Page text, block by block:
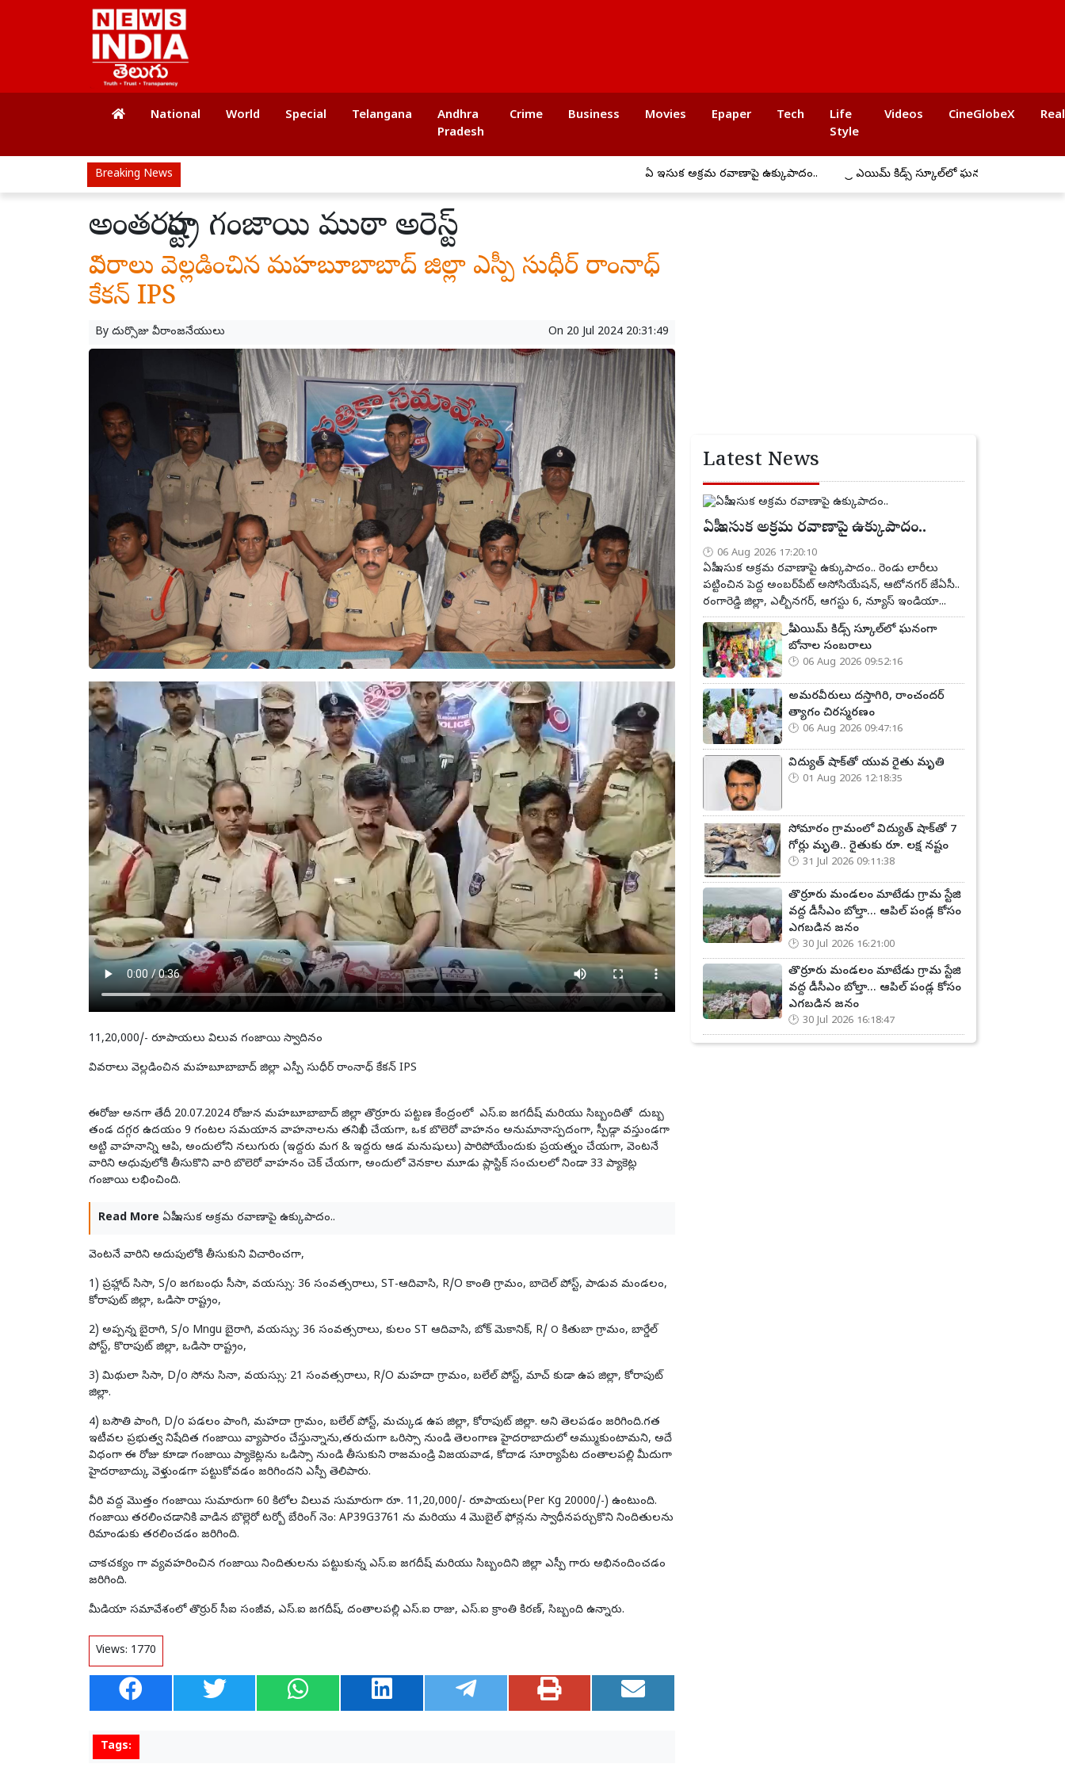
National World Special Telangana
Andhra
Pradesh
Crime Business Movies Epaper Tech
Life
Style
Videos CineGlobeX
Breaking News ఏపీ ఇసుక అక్రమ రవాణాపై ఉక్కుపాదం.. ప్రీ ఎయిమ్ కిడ్స్ స్కూల్‌లో ఘనంగా బోనాల సంబరాలు
అంతరరాష్ట్ర గంజాయి ముఠా అరెస్ట్
వివరాలు వెల్లడించిన మహబూబాబాద్ జిల్లా ఎస్పీ సుధీర్ రాంనాధ్
కేకన్ IPS
By దుర్సొజు వీరాంజనేయులు On 20 Jul 2024 20:31:49
11,20,000/- రూపాయలు విలువ గంజాయి స్వాదినం
వివరాలు వెల్లడించిన మహబూబాబాద్ జిల్లా ఎస్పీ సుధీర్ రాంనాధ్ కేకన్ IPS
ఈరోజు అనగా తేదీ 20.07.2024 రోజున మహబూబాబాద్ జిల్లా తొర్రూరు పట్టణ కేంద్రంలో ఎస్.ఐ జగదీష్ మరియు సిబ్బందితో దుబ్బ
తండ దగ్గర ఉదయం 9 గంటల సమయాన వాహనాలను తనిఖీ చేయగా, ఒక బొలెరో వాహనం అనుమానాస్పదంగా, స్పీడ్గా వస్తుండగా
అట్టి వాహనాన్ని ఆపి, అందులోని నలుగురు (ఇద్దరు మగ & ఇద్దరు ఆడ మనుషులు) పారిపోయేందుకు ప్రయత్నం చేయగా, వెంటనే
వారిని అధువులోకి తీసుకొని వారి బొలెరో వాహనం చెక్ చేయగా, అందులో వెనకాల మూడు ప్లాస్టిక్ సంచులలో నిండా 33 ప్యాకెట్ల
గంజాయి లభించింది.
Read More ఏపీ ఇసుక అక్రమ రవాణాపై ఉక్కుపాదం..
వెంటనే వారిని అదుపులోకి తీసుకుని విచారించగా,
1) ప్రహ్లాద్ సిసా, S/o జగబంధు సీసా, వయస్సు: 36 సంవత్సరాలు, ST-ఆదివాసి, R/O కాంతి గ్రామం, బాదెల్ పోస్ట్, పాడువ మండలం,
కోరాపుట్ జిల్లా, ఒడిసా రాష్ట్రం,
2) అప్పన్న బైరాగి, S/o Mngu బైరాగి, వయస్సు; 36 సంవత్సరాలు, కులం ST ఆదివాసి, బోక్ మెకానిక్, R/ ౦ కితుబా గ్రామం, బార్డేల్
పోస్ట్, కొరాపుట్ జిల్లా, ఒడిసా రాష్ట్రం,
3) మిథులా సిసా, D/o సోను సినా, వయస్సు: 21 సంవత్సరాలు, R/O మహదా గ్రామం, బలేల్ పోస్ట్, మాచ్ కుడా ఉప జిల్లా, కోరాపుట్
జిల్లా.
4) బసౌతి పాంగి, D/o పడలం పాంగి, మహదా గ్రామం, బలేల్ పోస్ట్, మచ్కుడ ఉప జిల్లా, కోరాపుట్ జిల్లా. అని తెలపడం జరిగింది.గత
ఇటీవల ప్రభుత్వ నిషేదిత గంజాయి వ్యాపారం చేస్తున్నాను,తరుచుగా ఒరిస్సా నుండి తెలంగాణ హైదరాబాదులో అమ్ముకుంటామని, అదే
విధంగా ఈ రోజు కూడా గంజాయి ప్యాకెట్లను ఒడిస్సా నుండి తీసుకుని రాజమండ్రి విజయవాడ, కోదాడ సూర్యాపేట దంతాలపల్లి మీదుగా
హైదరాబాద్కు వెళ్తుండగా పట్టుకోవడం జరిగిందని ఎస్పీ తెలిపారు.
వీరి వద్ద మొత్తం గంజాయి సుమారుగా 60 కిలోల విలువ సుమారుగా రూ. 11,20,000/- రూపాయలు(Per Kg 20000/-) ఉంటుంది.
గంజాయి తరలించడానికి వాడిన బొల్లెరో టర్బో బేరింగ్ నెం: AP39G3761 ను మరియు 4 మొబైల్ ఫోన్లను స్వాధీనపర్చుకొని నిందితులను
రిమాండుకు తరలించడం జరిగింది.
చాకచక్యం గా వ్యవహరించిన గంజాయి నిందితులను పట్టుకున్న ఎస్.ఐ జగదీష్ మరియు సిబ్బందిని జిల్లా ఎస్పీ గారు అభినందించడం
జరిగింది.
మీడియా సమావేశంలో తొర్రుర్ సీఐ సంజీవ, ఎస్.ఐ జగదీష్, దంతాలపల్లి ఎస్.ఐ రాజు, ఎస్.ఐ క్రాంతి కిరణ్, సిబ్బంది ఉన్నారు.
Views: 1770
Tags:
Latest News
ఏపీ ఇసుక అక్రమ రవాణాపై ఉక్కుపాదం..
06 Aug 2026 17:20:10
ఏపీ ఇసుక అక్రమ రవాణాపై ఉక్కుపాదం.. రెండు లారీలు
పట్టించిన పెద్ద అంబర్‌పేట్ అసోసియేషన్, ఆటోనగర్ జేఏసీ..
రంగారెడ్డి జిల్లా, ఎల్బీనగర్, ఆగస్టు 6, న్యూస్ ఇండియా...
ప్రీ ఎయిమ్ కిడ్స్ స్కూల్‌లో ఘనంగా
బోనాల సంబరాలు
06 Aug 2026 09:52:16
అమరవీరులు దస్తాగిరి, రాంచందర్
త్యాగం చిరస్మరణం
06 Aug 2026 09:47:16
విద్యుత్ షాక్‌తో యువ రైతు మృతి
01 Aug 2026 12:18:35
సోమారం గ్రామంలో విద్యుత్ షాక్‌తో 7
గోర్లు మృతి.. రైతుకు రూ. లక్ష నష్టం
31 Jul 2026 09:11:38
తొర్రూరు మండలం మాటేడు గ్రామ స్టేజి
వద్ద డీసీఎం బోల్తా... ఆపిల్ పండ్ల కోసం
ఎగబడిన జనం
30 Jul 2026 16:21:00
తొర్రూరు మండలం మాటేడు గ్రామ స్టేజి
వద్ద డీసీఎం బోల్తా... ఆపిల్ పండ్ల కోసం
ఎగబడిన జనం
30 Jul 2026 16:18:47